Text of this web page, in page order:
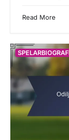
Read More